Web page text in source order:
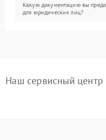
Какую документацию вы
для юридических лиц?
Наш сервисный